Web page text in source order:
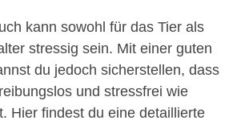
kann sowohl für das Tier als
stressig sein. Mit einer guten
du jedoch sicherstellen, dass
und stressfrei wie
Hier findest du eine detaillierte